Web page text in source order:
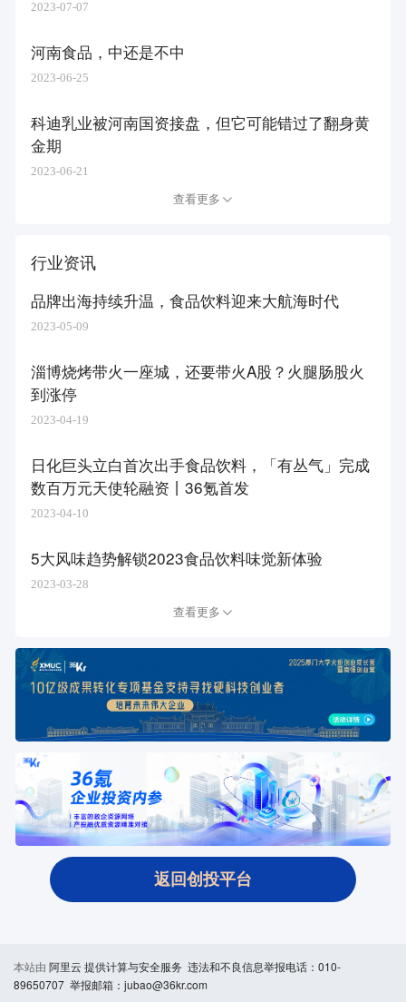
2023-07-07
河南食品，中还是不中
2023-06-25
科迪乳业被河南国资接盘，但它可能错过了翻身黄
金期
2023-06-21
查看更多
行业资讯
品牌出海持续升温，食品饮料迎来大航海时代
2023-05-09
淄博烧烤带火一座城，还要带火A股？火腿肠股火
到涨停
2023-04-19
日化巨头立白首次出手食品饮料，「有丛气」完成
数百万元天使轮融资丨36氪首发
2023-04-10
5大风味趋势解锁2023食品饮料味觉新体验
2023-03-28
查看更多
返回创投平台
本站由 阿里云 提供计算与安全服务 违法和不良信息举报电话：010-
89650707 举报邮箱：jubao@36kr.com